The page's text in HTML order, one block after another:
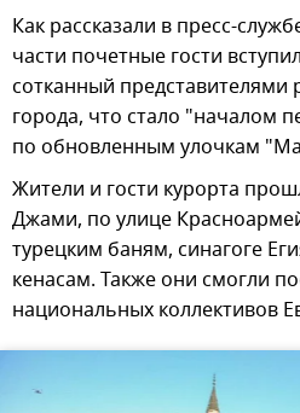
Как рассказали в пресс-
части почетные гости
сотканный представителями
города, что стало "началом
по обновленным улочкам
Жители и гости курорта
Джами, по улице
турецким баням, синагоге
кенасам. Также они смогли
национальных коллективов